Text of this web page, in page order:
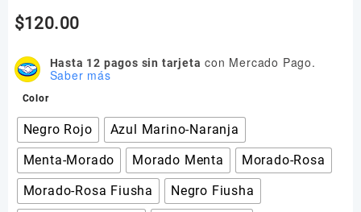
$120.00
Hasta 12 pagos sin tarjeta con Mercado Pago.
Saber más
Color
Negro Rojo
Azul Marino-Naranja
Menta-Morado
Morado Menta
Morado-Rosa
Morado-Rosa Fiusha
Negro Fiusha